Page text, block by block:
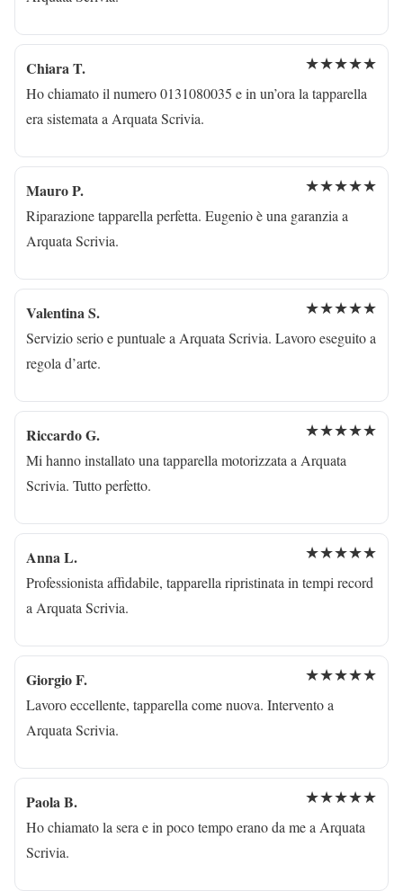
Chiara T. ★★★★★
Ho chiamato il numero 0131080035 e in un’ora la tapparella
era sistemata a Arquata Scrivia.
Mauro P. ★★★★★
Riparazione tapparella perfetta. Eugenio è una garanzia a
Arquata Scrivia.
Valentina S. ★★★★★
Servizio serio e puntuale a Arquata Scrivia. Lavoro eseguito a
regola d’arte.
Riccardo G. ★★★★★
Mi hanno installato una tapparella motorizzata a Arquata
Scrivia. Tutto perfetto.
Anna L. ★★★★★
Professionista affidabile, tapparella ripristinata in tempi record
a Arquata Scrivia.
Giorgio F. ★★★★★
Lavoro eccellente, tapparella come nuova. Intervento a
Arquata Scrivia.
Paola B. ★★★★★
Ho chiamato la sera e in poco tempo erano da me a Arquata
Scrivia.